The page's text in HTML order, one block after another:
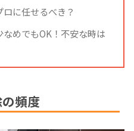
に任せるべき？
めでもOK！不安な時は
頻度